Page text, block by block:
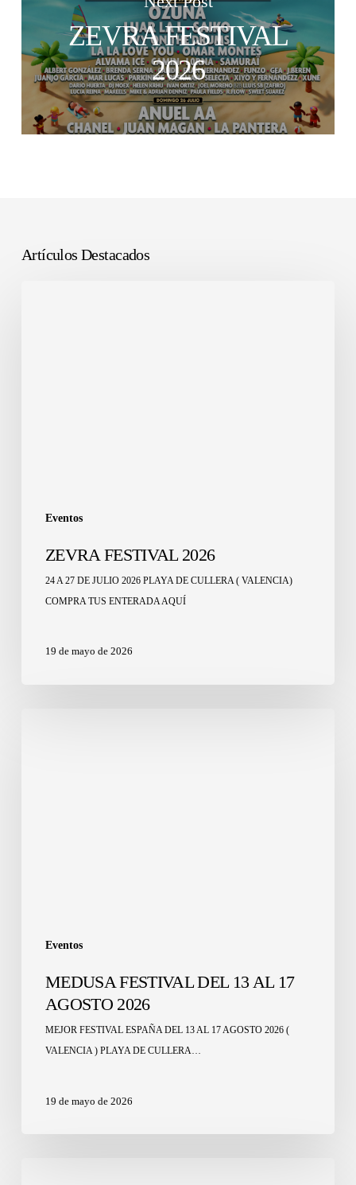
ZEVRA FESTIVAL
2026
Artículos Destacados
Eventos
ZEVRA FESTIVAL 2026
24 A 27 DE JULIO 2026 PLAYA DE CULLERA ( VALENCIA)
COMPRA TUS ENTERADA AQUÍ
19 de mayo de 2026
Eventos
MEDUSA FESTIVAL DEL 13 AL 17
AGOSTO 2026
MEJOR FESTIVAL ESPAÑA DEL 13 AL 17 AGOSTO 2026 (
VALENCIA ) PLAYA DE CULLERA…
19 de mayo de 2026